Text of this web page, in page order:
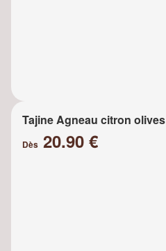
Tajine Agneau citron olives
Dès 20.90 €